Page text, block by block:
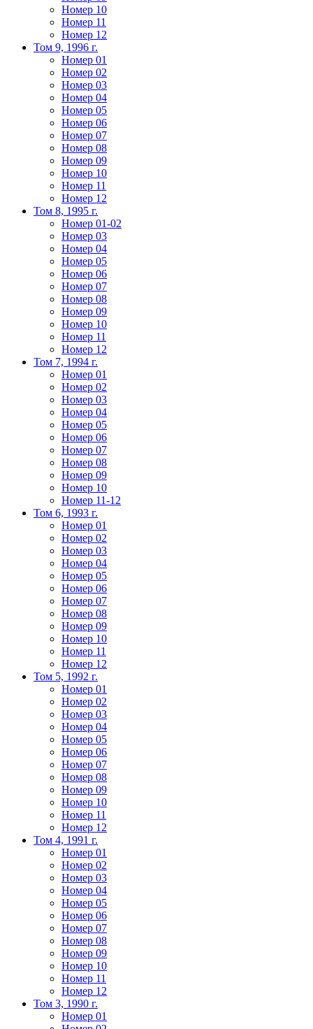
Номер 10
Номер 11
Номер 12
Том 9, 1996 г.
Номер 01
Номер 02
Номер 03
Номер 04
Номер 05
Номер 06
Номер 07
Номер 08
Номер 09
Номер 10
Номер 11
Номер 12
Том 8, 1995 г.
Номер 01-02
Номер 03
Номер 04
Номер 05
Номер 06
Номер 07
Номер 08
Номер 09
Номер 10
Номер 11
Номер 12
Том 7, 1994 г.
Номер 01
Номер 02
Номер 03
Номер 04
Номер 05
Номер 06
Номер 07
Номер 08
Номер 09
Номер 10
Номер 11-12
Том 6, 1993 г.
Номер 01
Номер 02
Номер 03
Номер 04
Номер 05
Номер 06
Номер 07
Номер 08
Номер 09
Номер 10
Номер 11
Номер 12
Том 5, 1992 г.
Номер 01
Номер 02
Номер 03
Номер 04
Номер 05
Номер 06
Номер 07
Номер 08
Номер 09
Номер 10
Номер 11
Номер 12
Том 4, 1991 г.
Номер 01
Номер 02
Номер 03
Номер 04
Номер 05
Номер 06
Номер 07
Номер 08
Номер 09
Номер 10
Номер 11
Номер 12
Том 3, 1990 г.
Номер 01